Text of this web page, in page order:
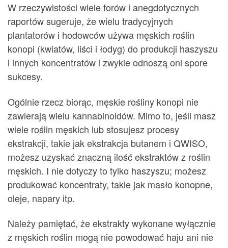
W rzeczywistości wiele forów i anegdotycznych
raportów sugeruje, że wielu tradycyjnych
plantatorów i hodowców używa męskich roślin
konopi (kwiatów, liści i łodyg) do produkcji haszyszu
i innych koncentratów i zwykle odnoszą oni spore
sukcesy.
Ogólnie rzecz biorąc, męskie rośliny konopi nie
zawierają wielu kannabinoidów. Mimo to, jeśli masz
wiele roślin męskich lub stosujesz procesy
ekstrakcji, takie jak ekstrakcja butanem i QWISO,
możesz uzyskać znaczną ilość ekstraktów z roślin
męskich. I nie dotyczy to tylko haszyszu; możesz
produkować koncentraty, takie jak masło konopne,
oleje, napary itp.
Należy pamiętać, że ekstrakty wykonane wyłącznie
z męskich roślin mogą nie powodować haju ani nie